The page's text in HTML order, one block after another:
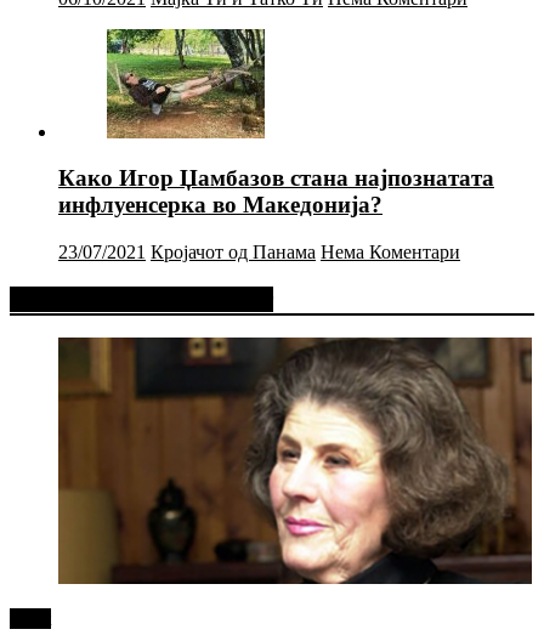
Како Игор Џамбазов стана најпознатата
инфлуенсерка во Македонија?
23/07/2021 Кројачот од Панама Нема Коментари